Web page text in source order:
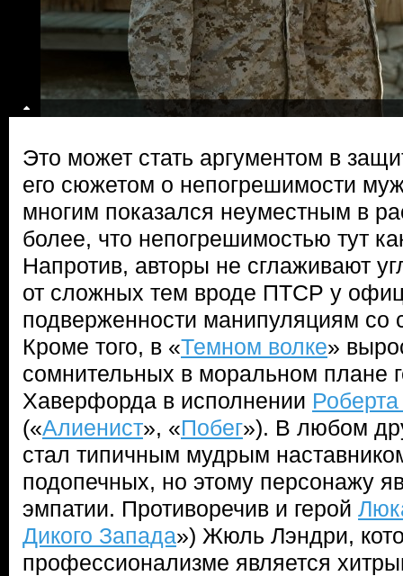
Это может стать аргументом в
его сюжетом о непогрешимости
многим показался неуместным в
более, что непогрешимостью тут
Напротив, авторы не сглаживают
от сложных тем вроде ПТСР у
подверженности манипуляциям со
Кроме того, в «Темном волке»
сомнительных в моральном плане
Хаверфорда в исполнении
(«Алиенист», «Побег»). В любом
стал типичным мудрым
подопечных, но этому персонажу
эмпатии. Противоречив и герой
Дикого Запада») Жюль Лэндри,
профессионализме является